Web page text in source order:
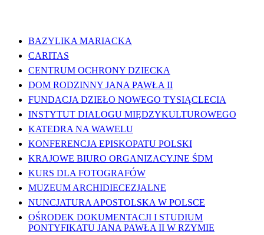
BAZYLIKA MARIACKA
CARITAS
CENTRUM OCHRONY DZIECKA
DOM RODZINNY JANA PAWŁA II
FUNDACJA DZIEŁO NOWEGO TYSIĄCLECIA
INSTYTUT DIALOGU MIĘDZYKULTUROWEGO
KATEDRA NA WAWELU
KONFERENCJA EPISKOPATU POLSKI
KRAJOWE BIURO ORGANIZACYJNE ŚDM
KURS DLA FOTOGRAFÓW
MUZEUM ARCHIDIECEZJALNE
NUNCJATURA APOSTOLSKA W POLSCE
OŚRODEK DOKUMENTACJI I STUDIUM
PONTYFIKATU JANA PAWŁA II W RZYMIE